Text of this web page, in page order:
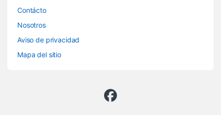
Contácto
Nosotros
Aviso de privacidad
Mapa del sitio